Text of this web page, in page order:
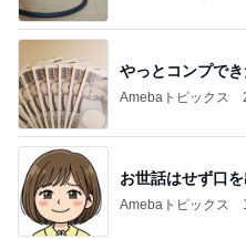
やっとコンプで
Amebaトピックス
お世話はせず口
Amebaトピックス